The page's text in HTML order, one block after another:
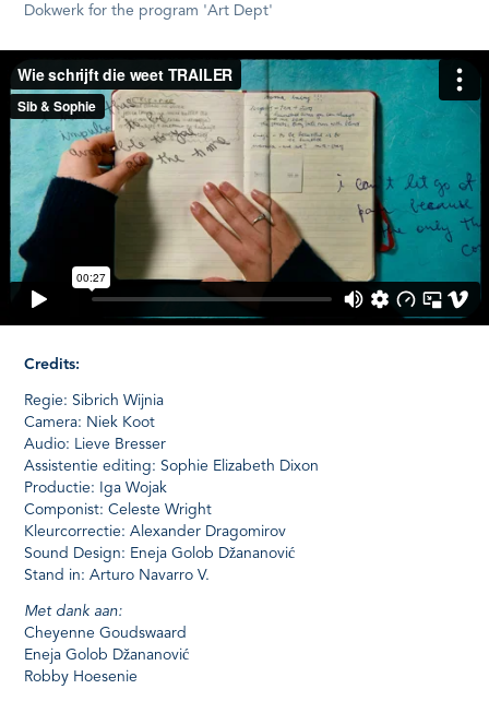
Dokwerk for the program 'Art Dept'
Credits:
Regie: Sibrich Wijnia
Camera: Niek Koot
Audio: Lieve Bresser
Assistentie editing: Sophie Elizabeth Dixon
Productie: Iga Wojak
Componist: Celeste Wright
Kleurcorrectie: Alexander Dragomirov
Sound Design: Eneja Golob Džananović
Stand in: Arturo Navarro V.
Met dank aan:
Cheyenne Goudswaard
Eneja Golob Džananović
Robby Hoesenie